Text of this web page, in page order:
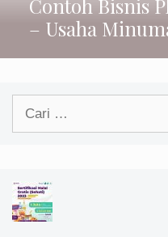
Contoh Bisnis
– Usaha
Cari